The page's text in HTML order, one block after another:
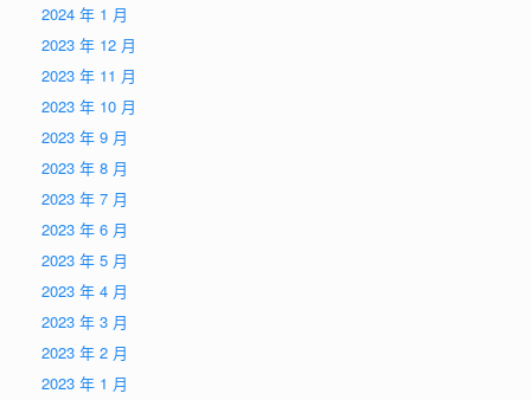
2024 年 1 月
2023 年 12 月
2023 年 11 月
2023 年 10 月
2023 年 9 月
2023 年 8 月
2023 年 7 月
2023 年 6 月
2023 年 5 月
2023 年 4 月
2023 年 3 月
2023 年 2 月
2023 年 1 月